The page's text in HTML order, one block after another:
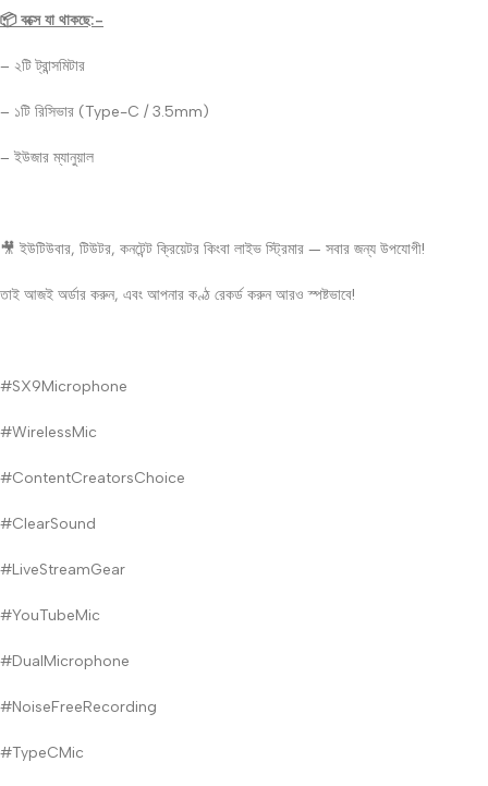
📦 বক্সে যা থাকছে:-
– ২টি ট্রান্সমিটার
– ১টি রিসিভার (Type-C / 3.5mm)
– ইউজার ম্যানুয়াল
🎥 ইউটিউবার, টিউটর, কনটেন্ট ক্রিয়েটর কিংবা লাইভ স্ট্রিমার — সবার জন্য উপযোগী!
তাই আজই অর্ডার করুন, এবং আপনার কণ্ঠ রেকর্ড করুন আরও স্পষ্টভাবে!
#SX9Microphone
#WirelessMic
#ContentCreatorsChoice
#ClearSound
#LiveStreamGear
#YouTubeMic
#DualMicrophone
#NoiseFreeRecording
#TypeCMic